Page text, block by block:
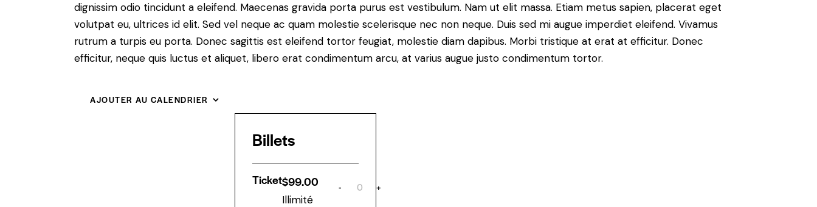
dignissim odio tincidunt a eleifend. Maecenas gravida porta purus est vestibulum. Nam ut elit massa. Etiam metus sapien, placerat eget
volutpat eu, ultrices id elit. Sed vel neque ac quam molestie scelerisque nec non neque. Duis sed mi augue imperdiet eleifend. Vivamus
rutrum a turpis eu porta. Donec sagittis est eleifend tortor feugiat, molestie diam dapibus. Morbi tristique at erat at efficitur. Donec
efficitur, neque quis luctus et aliquet, libero erat condimentum arcu, at varius augue justo condimentum tortor.
AJOUTER AU CALENDRIER
Billets
Ticket$99.00
Illimité
- Q +